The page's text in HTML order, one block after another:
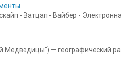
- Ватцап - Вайбер -
Медведицы") — географический